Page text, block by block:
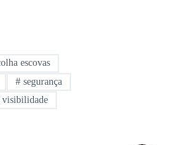
escovas
#segurança